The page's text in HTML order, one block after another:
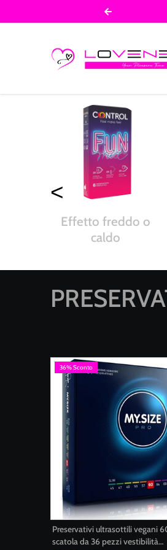
<
Effetto freddo o
caldo
36% Sconto
Preservativi ultrasottili vegani
scatola da 36 pezzi vestibilità